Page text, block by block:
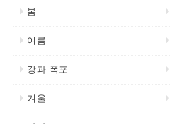
봄
여름
강과 폭포
겨울